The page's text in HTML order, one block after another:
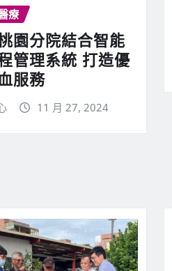
療
園分院結合智能
管理系統 打造優
服務
11 月 27, 2024